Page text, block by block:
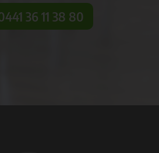
36 11 38 80